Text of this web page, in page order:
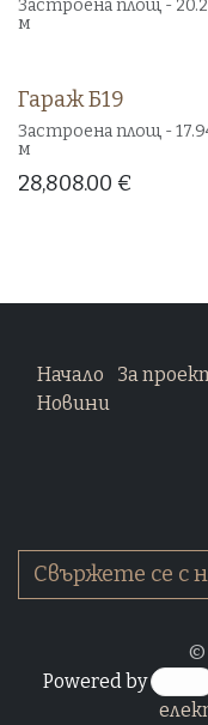
Застроена площ -
м
Гараж Б19
Застроена площ -
м
28,808.00 €
Начало За
Новини
Свържете се с
©
Powered by